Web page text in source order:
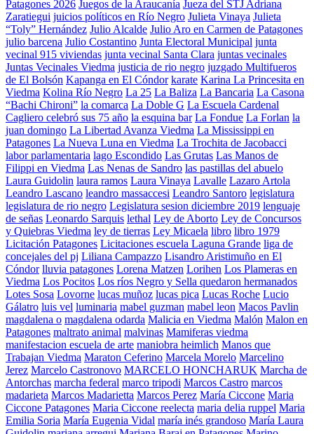
Patagones 2026 Juegos de la Araucanía Jueza del STJ Adriana
Zaratiegui juicios políticos en Río Negro Julieta Vinaya Julieta
“Toly” Hernández Julio Alcalde Julio Aro en Carmen de Patagones
julio barcena Julio Costantino Junta Electoral Municipal junta
vecinal 915 viviendas junta vecinal Santa Clara juntas vecinales
Juntas Vecinales Viedma justicia de rio negro juzgado Multifueros
de El Bolsón Kapanga en El Cóndor karate Karina La Princesita en
Viedma Kolina Río Negro La 25 La Baliza La Bancaria La Casona
“Bachi Chironi” la comarca La Doble G La Escuela Cardenal
Cagliero celebró sus 75 año la esquina bar La Fondue La Forlan la
juan domingo La Libertad Avanza Viedma La Mississippi en
Patagones La Nueva Luna en Viedma La Trochita de Jacobacci
labor parlamentaria lago Escondido Las Grutas Las Manos de
Filippi en Viedma Las Nenas de Sandro las pastillas del abuelo
Laura Guidolin laura ramos Laura Vinaya Lavalle Lazaro Artola
Leandro Lascano leandro massaccesi Leandro Santoro legislatura
legislatura de rio negro Legislatura sesion diciembre 2019 lenguaje
de señas Leonardo Sarquis lethal Ley de Aborto Ley de Concursos
y Quiebras Viedma ley de tierras Ley Micaela libro libro 1979
Licitación Patagones Licitaciones escuela Laguna Grande liga de
concejales del pj Liliana Campazzo Lisandro Aristimuño en El
Cóndor lluvia patagones Lorena Matzen Lorihen Los Plameras en
Viedma Los Pocitos Los ríos Negro y Sella quedaron hermanados
Lotes Sosa Lovorne lucas muñoz lucas pica Lucas Roche Lucio
Gálatro luis vel luminaria mabel guzman mabel leon Macos Pavlin
magdalena o magdalena odarda Malicia en Viedma Malón Malon en
Patagones maltrato animal malvinas Mamiferas viedma
manifestacion escuela de arte maniobra heimlich Manos que
Trabajan Viedma Maraton Ceferino Marcela Morelo Marcelino
Jerez Marcelo Castronovo MARCELO HONCHARUK Marcha de
Antorchas marcha federal marco tripodi Marcos Castro marcos
madarieta Marcos Madarietta Marcos Perez María Ciccone Maria
Ciccone Patagones Maria Ciccone reelecta maria delia ruppel Maria
Emilia Soria María Eugenia Vidal maría inés grandoso María Laura